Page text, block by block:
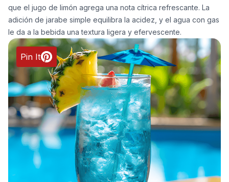
que el jugo de limón agrega una nota cítrica refrescante. La
adición de jarabe simple equilibra la acidez, y el agua con gas
le da a la bebida una textura ligera y efervescente.
Pin It